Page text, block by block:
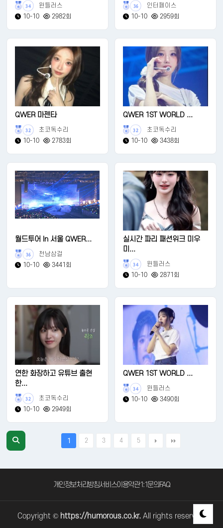
34
윈들러스
10-10
2982회
36
인터페이스
10-10
2959회
QWER 마젠타
32
초코독수리
10-10
2783회
QWER 1ST WORLD ...
32
초코독수리
10-10
3438회
월드투어 In 서울 QWER...
36
천남삼걸
10-10
3441회
실시간 파리 패션위크 미우
미...
34
윈들러스
10-10
2871회
연한 화장하고 유튜브 출현
한...
32
초코독수리
10-10
2949회
QWER 1ST WORLD ...
34
윈들러스
10-10
3490회
1 2 3 4 5
개인정보처리방침서비스이용약관1:1문의FAQ
Copyright © https://humorous.co.kr.All rights reserved.